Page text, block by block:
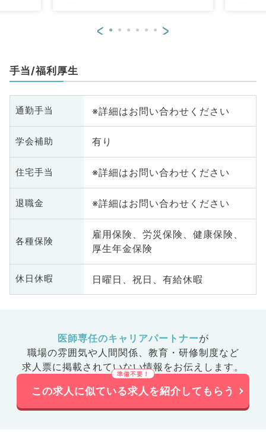
< >
手当/福利厚生
通勤手当 ※詳細はお問い合わせください
学会補助 有り
住宅手当 ※詳細はお問い合わせください
退職金 ※詳細はお問い合わせください
各種保険
雇用保険、労災保険、健康保険、
厚生年金保険
休日休暇 日曜日、祝日、有給休暇
医師専任のキャリアパートナーが
職場の雰囲気や人間関係、 教育・研修制度など
求人票に掲載されていない情報をお伝えします。
この求人に似ている求人を紹介してもらう